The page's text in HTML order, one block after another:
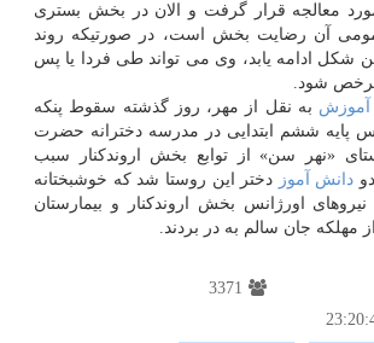
معالجه قرار گرفت و الان در بخش بستری
آن رضایت بخش است، در صورتیكه روند
شكل ادامه یابد، وی می تواند طی فردا یا پس
مرخص شود.
آموزش به نقل از مهر، روز گذشته سقوط پنكه
پایه ششم ابتدایی در مدرسه دخترانه حضرت
«نهر سن» از توابع بخش اروندكنار سبب
دانش آموز دختر این روستا شد كه خوشبختانه
اورژانس بخش اروندكنار و بیمارستان
مهلكه جان سالم به در بردند.
3371